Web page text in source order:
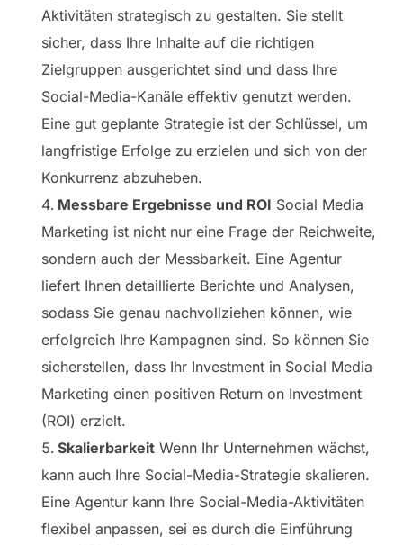
Aktivitäten strategisch zu gestalten. Sie stellt
sicher, dass Ihre Inhalte auf die richtigen
Zielgruppen ausgerichtet sind und dass Ihre
Social-Media-Kanäle effektiv genutzt werden.
Eine gut geplante Strategie ist der Schlüssel, um
langfristige Erfolge zu erzielen und sich von der
Konkurrenz abzuheben.
Messbare Ergebnisse und ROI Social Media
Marketing ist nicht nur eine Frage der Reichweite,
sondern auch der Messbarkeit. Eine Agentur
liefert Ihnen detaillierte Berichte und Analysen,
sodass Sie genau nachvollziehen können, wie
erfolgreich Ihre Kampagnen sind. So können Sie
sicherstellen, dass Ihr Investment in Social Media
Marketing einen positiven Return on Investment
(ROI) erzielt.
Skalierbarkeit Wenn Ihr Unternehmen wächst,
kann auch Ihre Social-Media-Strategie skalieren.
Eine Agentur kann Ihre Social-Media-Aktivitäten
flexibel anpassen, sei es durch die Einführung